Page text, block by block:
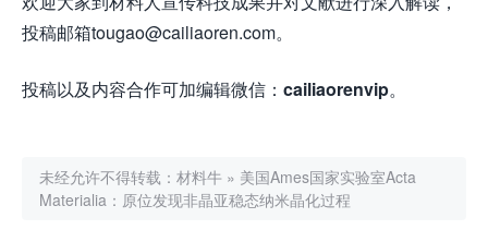
投稿邮箱tougao@cailiaoren.com。
投稿以及内容合作可加编辑微信： cailiaorenvip。
未经允许不得转载： 材料牛 » 美国Ames国家实验室Acta
Materialia：原位发现非晶亚稳态纳米晶化过程